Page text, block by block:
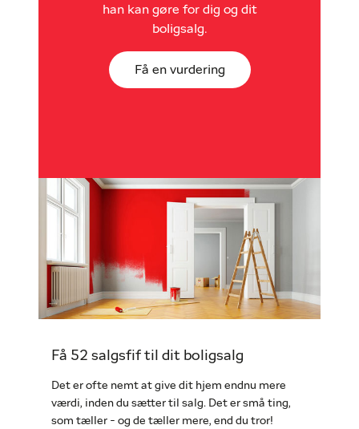
han kan gøre for dig og dit
boligsalg.
Få en vurdering
Få 52 salgsfif til dit boligsalg
Det er ofte nemt at give dit hjem endnu mere
værdi, inden du sætter til salg. Det er små ting,
som tæller - og de tæller mere, end du tror!